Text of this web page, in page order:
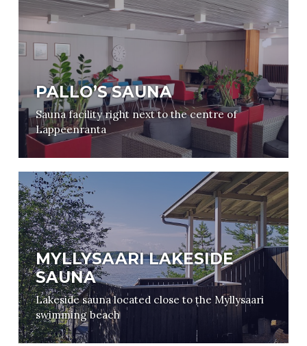
PALLO’S SAUNA
Sauna facility right next to the centre of
Lappeenranta
MYLLYSAARI LAKESIDE
SAUNA
Lakeside sauna located close to the Myllysaari
swimming beach